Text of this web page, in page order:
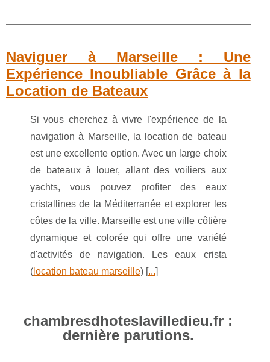
Naviguer à Marseille : Une
Expérience Inoubliable Grâce à la
Location de Bateaux
Si vous cherchez à vivre l'expérience de la
navigation à Marseille, la location de bateau
est une excellente option. Avec un large choix
de bateaux à louer, allant des voiliers aux
yachts, vous pouvez profiter des eaux
cristallines de la Méditerranée et explorer les
côtes de la ville. Marseille est une ville côtière
dynamique et colorée qui offre une variété
d'activités de navigation. Les eaux crista
( location bateau marseille) [...]
chambresdhoteslavilledieu.fr :
dernière parutions.